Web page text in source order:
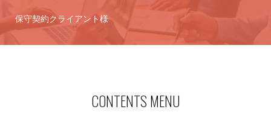
保守契約クライアント様
CONTENTS MENU